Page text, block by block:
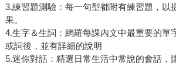
3.練習題測驗：每一句型都附有練習題，以
果。
4.生字＆生詞：網羅每課內文中最重要的單
或詞後，並有詳細的說明
5.迷你對話：精選日常生活中常說的會話，